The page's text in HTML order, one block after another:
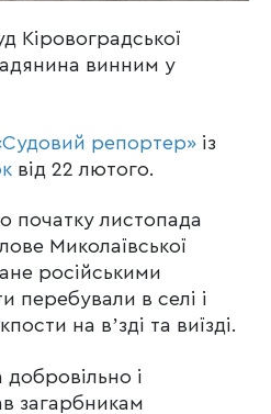
Кіровоградської
винним у
репортер» із
від 22 лютого.
початку листопада
Миколаївської
російськими
перебували в селі і
на вʼзді та виїзді.
добровільно і
загарбникам